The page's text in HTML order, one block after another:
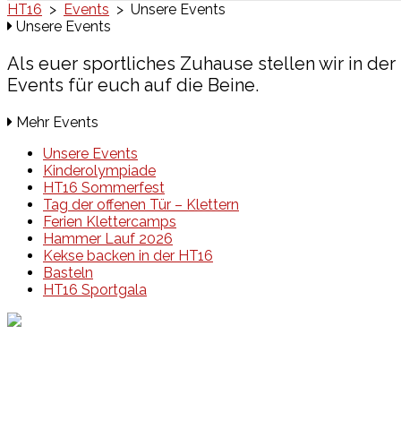
HT16 > Events > Unsere Events
Unsere Events
Als euer sportliches Zuhause stellen wir in
Events für euch auf die Beine.
Mehr Events
Unsere Events
Kinderolympiade
HT16 Sommerfest
Tag der offenen Tür – Klettern
Ferien Klettercamps
Hammer Lauf 2026
Kekse backen in der HT16
Basteln
HT16 Sportgala